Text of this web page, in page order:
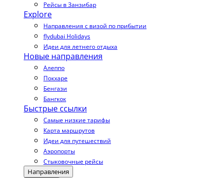
Рейсы в Занзибар
Explore
Направления с визой по прибытии
flydubai Holidays
Идеи для летнего отдыха
Новые направления
Алеппо
Покхаре
Бенгази
Бангкок
Быстрые ссылки
Самые низкие тарифы
Карта маршрутов
Идеи для путешествий
Аэропорты
Стыковочные рейсы
Направления